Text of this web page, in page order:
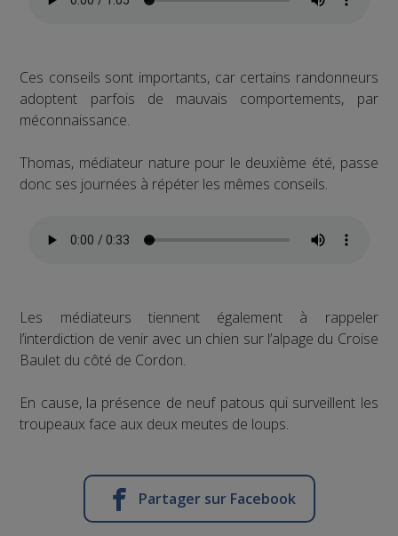
Ces conseils sont importants, car certains randonneurs
adoptent parfois de mauvais comportements, par
méconnaissance.
Thomas, médiateur nature pour le deuxième été, passe
donc ses journées à répéter les mêmes conseils.
Les médiateurs tiennent également à rappeler
l’interdiction de venir avec un chien sur l’alpage du Croise
Baulet du côté de Cordon.
En cause, la présence de neuf patous qui surveillent les
troupeaux face aux deux meutes de loups.
Partager sur Facebook